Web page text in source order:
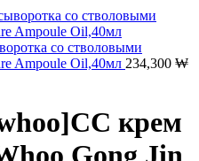
со стволовыми
Ampoule Oil,40мл 234,300 ₩
крем